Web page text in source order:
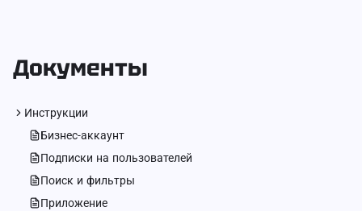
Документы
Инструкции
Бизнес-аккаунт
Подписки на пользователей
Поиск и фильтры
Приложение